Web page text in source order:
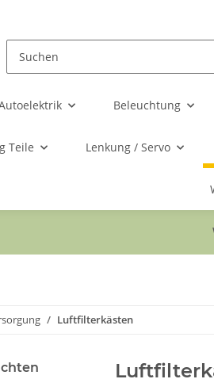
Beleuchtung
Teile Lenkung / Servo
Luftfilterkästen